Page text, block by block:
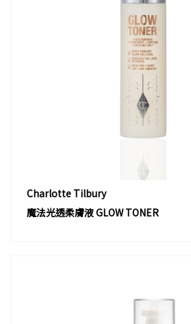
Charlotte Tilbury
魔法光透柔膚液 GLOW TONER